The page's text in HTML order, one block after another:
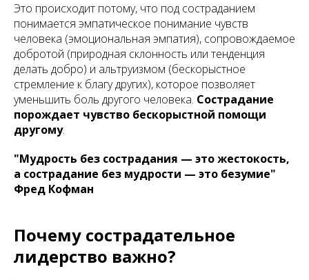
Это происходит потому, что под состраданием
понимается эмпатическое понимание чувств
человека (эмоциональная эмпатия), сопровождаемое
добротой (природная склонность или тенденция
делать добро) и альтруизмом (бескорыстное
стремление к благу других), которое позволяет
уменьшить боль другого человека. Сострадание
порождает чувство бескорыстной помощи
другому.
"Мудрость без сострадания — это жестокость,
а сострадание без мудрости — это безумие"
Фред Кофман
Почему сострадательное
лидерство важно?